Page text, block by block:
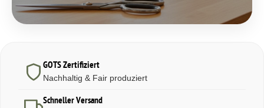
GOTS Zertifiziert
Nachhaltig & Fair produziert
Schneller Versand